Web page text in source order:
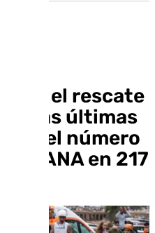
el rescate
en las últimas
el número
la DANA en 217